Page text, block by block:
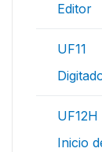
Editor
UF11
UF12H
Inicio